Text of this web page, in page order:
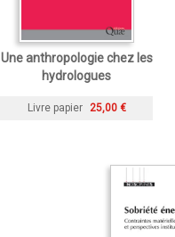
Une anthropologie chez les
hydrologues
Livre papier 25,00 €